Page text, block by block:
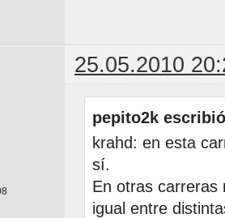
25.05.2010
pepito2k
krahd: en esta
sí.
En otras carreras
igual entre